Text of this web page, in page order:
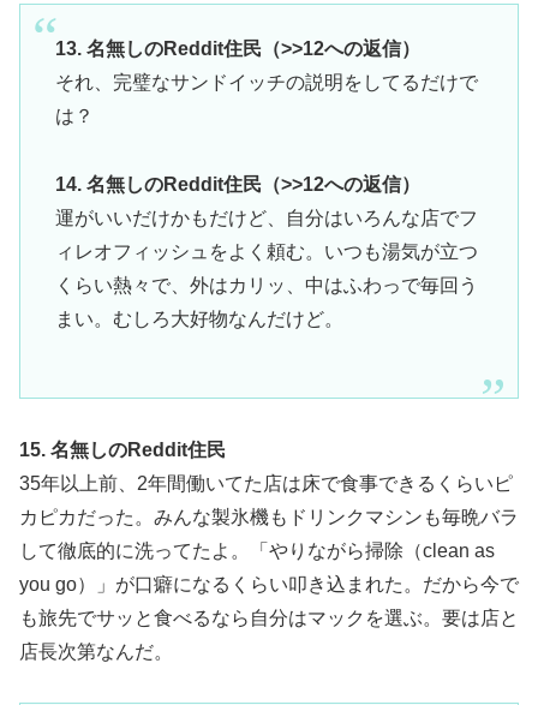
13. 名無しのReddit住民（>>12への返信）
それ、完璧なサンドイッチの説明をしてるだけで
は？
14. 名無しのReddit住民（>>12への返信）
運がいいだけかもだけど、自分はいろんな店でフ
ィレオフィッシュをよく頼む。いつも湯気が立つ
くらい熱々で、外はカリッ、中はふわっで毎回う
まい。むしろ大好物なんだけど。
15. 名無しのReddit住民
35年以上前、2年間働いてた店は床で食事できるくらいピ
カピカだった。みんな製氷機もドリンクマシンも毎晩バラ
して徹底的に洗ってたよ。「やりながら掃除（clean as
you go）」が口癖になるくらい叩き込まれた。だから今で
も旅先でサッと食べるなら自分はマックを選ぶ。要は店と
店長次第なんだ。